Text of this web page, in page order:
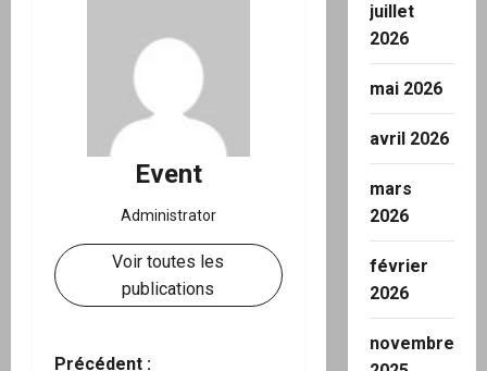
Event
Administrator
Voir toutes les
publications
Précédent :
juillet
2026
mai 2026
avril 2026
mars
2026
février
2026
novembre